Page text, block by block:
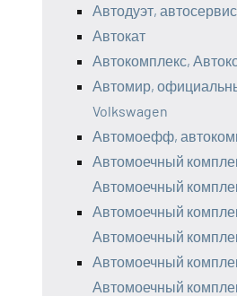
Автодуэт, автосервис
Автокат
Автокомплекс,
Автомир,
Volkswagen
Автомоефф,
Автомоечный
Автомоечный
Автомоечный
Автомоечный
Автомоечный
Автомоечный